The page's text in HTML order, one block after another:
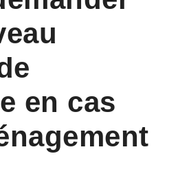
en cas